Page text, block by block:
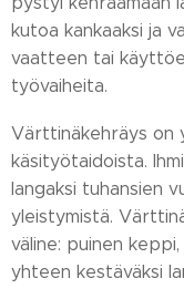
kutoa kankaaksi ja
vaatteen tai
työvaiheita.
Värttinäkehräys on
käsityötaidoista.
langaksi tuhansien
yleistymistä.
väline: puinen
yhteen kestäväksi